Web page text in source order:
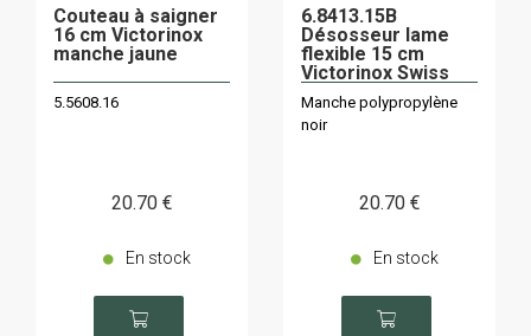
Couteau à saigner
16 cm Victorinox
manche jaune
5.5608.16
20.70 €
En stock
6.8413.15B
Désosseur lame
flexible 15 cm
Victorinox Swiss
Classic noir/carte
Manche polypropylène
noir
20.70 €
En stock